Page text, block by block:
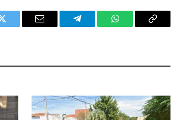
Twitter Email Telegram WhatsAppCopy